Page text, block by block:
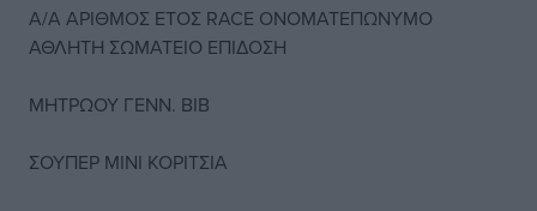
A/A ΑΡΙΘΜΟΣ ΕΤΟΣ RACE ΟΝΟΜΑΤΕΠΩΝΥΜΟ
ΑΘΛΗΤΗ ΣΩΜΑΤΕΙΟ ΕΠΙΔΟΣΗ
ΜΗΤΡΩΟΥ ΓΕΝΝ. BIB
ΣΟΥΠΕΡ ΜΙΝΙ ΚΟΡΙΤΣΙΑ